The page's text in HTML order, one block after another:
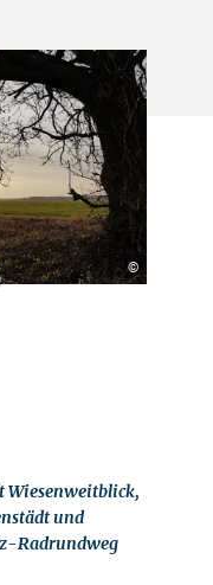
©
Wiesenweitblick,
und
Radrundweg